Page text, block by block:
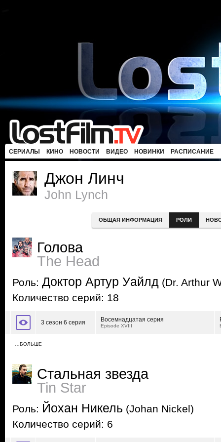
СЕРИАЛЫ КИНО НОВОСТИ ВИДЕО НОВИНКИ РАСПИСАНИЕ
Джон Линч
John Lynch
ОБЩАЯ ИНФОРМАЦИЯ РОЛИ
Голова
The Head
Роль: Доктор Артур Уайлд (Dr. Arthur
Количество серий: 18
3 сезон 6 серия Восемнадцатая серия
Episode XVIII
…БОЛЬШЕ
Стальная звезда
Tin Star
Роль: Йохан Никель (Johan Nickel)
Количество серий: 6